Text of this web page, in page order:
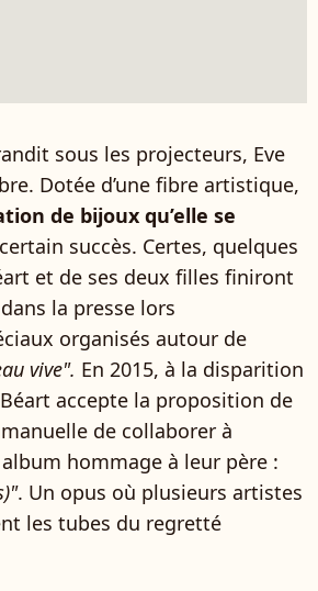
sous les projecteurs, Eve
Dotée d’une fibre artistique,
de bijoux qu’elle se
succès. Certes, quelques
et de ses deux filles finiront
la presse lors
organisés autour de
vive". En 2015, à la disparition
accepte la proposition de
de collaborer à
album hommage à leur père :
. Un opus où plusieurs artistes
les tubes du regretté